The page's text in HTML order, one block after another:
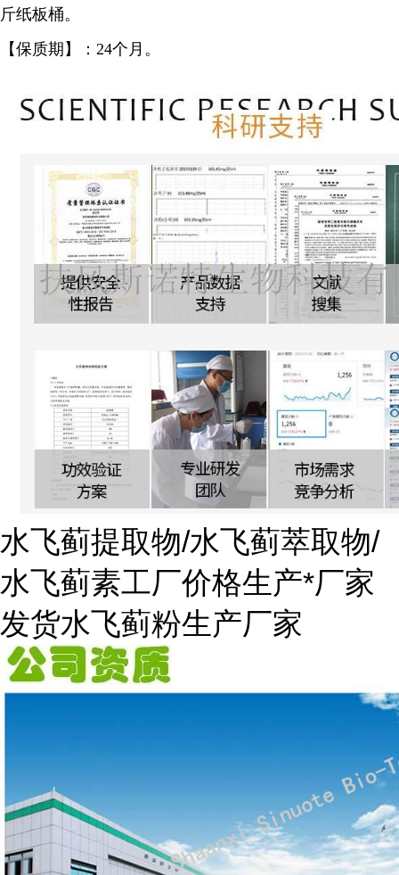
斤纸板桶。
【保质期】：24个月。
水飞蓟提取物/水飞蓟萃取物/
水飞蓟素工厂价格生产*厂家
发货水飞蓟粉生产厂家